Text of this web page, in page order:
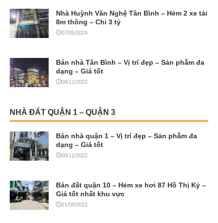
Nhà Huỳnh Văn Nghệ Tân Bình – Hẻm 2 xe tải
8m thông – Chỉ 3 tỷ
07/05/2024
Bán nhà Tân Bình – Vị trí đẹp – Sản phẫm đa
dạng – Giá tốt
08/11/2022
NHÀ ĐẤT QUẬN 1 – QUẬN 3
Bán nhà quận 1 – Vị trí đẹp – Sản phẫm đa
dạng – Giá tốt
08/11/2022
Bán đất quận 10 – Hẻm xe hơi 87 Hồ Thị Kỷ –
Giá tốt nhất khu vực
21/08/2022